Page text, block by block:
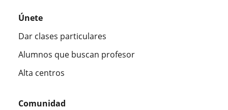
Únete
Dar clases particulares
Alumnos que buscan profesor
Alta centros
Comunidad